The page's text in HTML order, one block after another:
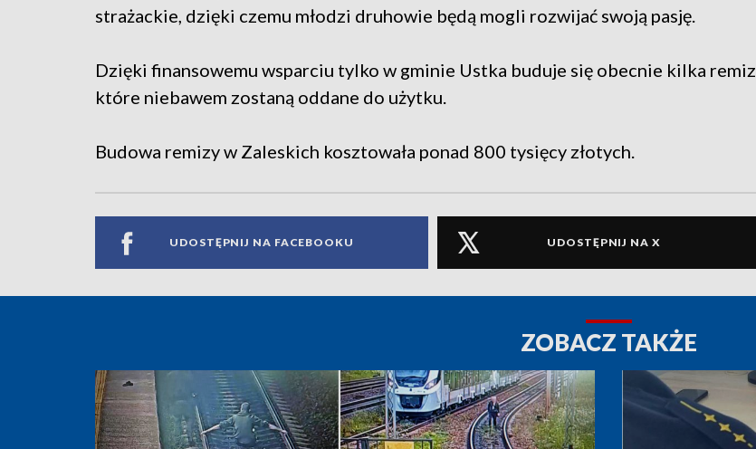
strażackie, dzięki czemu młodzi druhowie będą mogli rozwijać swoją pasję.
Dzięki finansowemu wsparciu tylko w gminie Ustka buduje się obecnie kilka remiz,
które niebawem zostaną oddane do użytku.
Budowa remizy w Zaleskich kosztowała ponad 800 tysięcy złotych.
UDOSTĘPNIJ NA FACEBOOKU UDOSTĘPNIJ NA X
ZOBACZ TAKŻE